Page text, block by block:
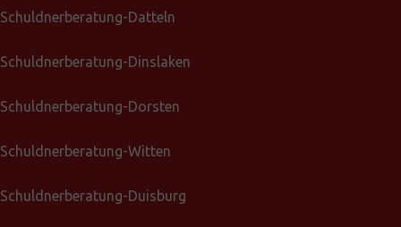
Schuldnerberatung-Datteln
Schuldnerberatung-Dinslaken
Schuldnerberatung-Dorsten
Schuldnerberatung-Witten
Schuldnerberatung-Duisburg